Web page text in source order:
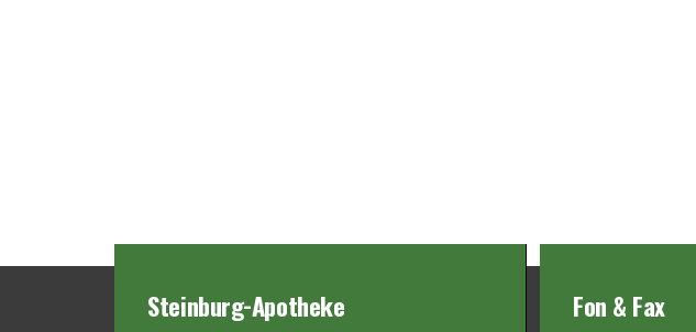
Steinburg-Apotheke Fon & Fax